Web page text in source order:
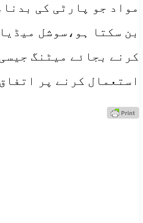
مواد جو پارٹی کی
بن سکتا ہو،سوشل
کرنے بجائے میٹنگ
استعمال کرنے پر